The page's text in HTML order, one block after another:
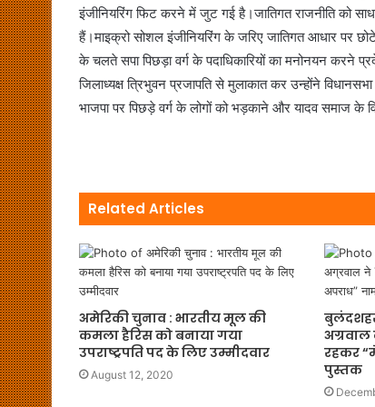
इंजीनियरिंग फिट करने में जुट गई है।जातिगत राजनीति को
हैं।माइक्रो सोशल इंजीनियरिंग के जरिए जातिगत आधार पर
के चलते सपा पिछड़ा वर्ग के पदाधिकारियों का मनोनयन करने
जिलाध्यक्ष त्रिभुवन प्रजापति से मुलाकात कर उन्होंने
भाजपा पर पिछड़े वर्ग के लोगों को भड़काने और यादव समाज के
Related Articles
अमेरिकी चुनाव : भारतीय मूल की
कमला हैरिस को बनाया गया
उपराष्ट्रपति पद के लिए उम्मीदवार
August 12, 2020
रहकर
पुस्तक